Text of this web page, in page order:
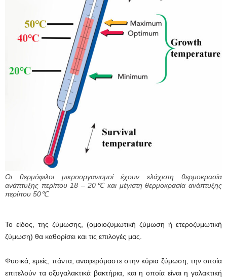
Οι θερμόφιλοι μικροοργανισμοί έχουν ελάχιστη θερμοκρασία
ανάπτυξης περίπου 18 – 20℃ και μέγιστη θερμοκρασία ανάπτυξης
περίπου 50℃.
Το είδος, της ζύμωσης, (ομοιοζυμωτική ζύμωση ή ετεροζυμωτική
ζύμωση) θα καθορίσει και τις επιλογές μας.
Φυσικά, εμείς, πάντα, αναφερόμαστε στην κύρια ζύμωση, την οποία
επιτελούν τα οξυγαλακτικά βακτήρια, και η οποία είναι η γαλακτική